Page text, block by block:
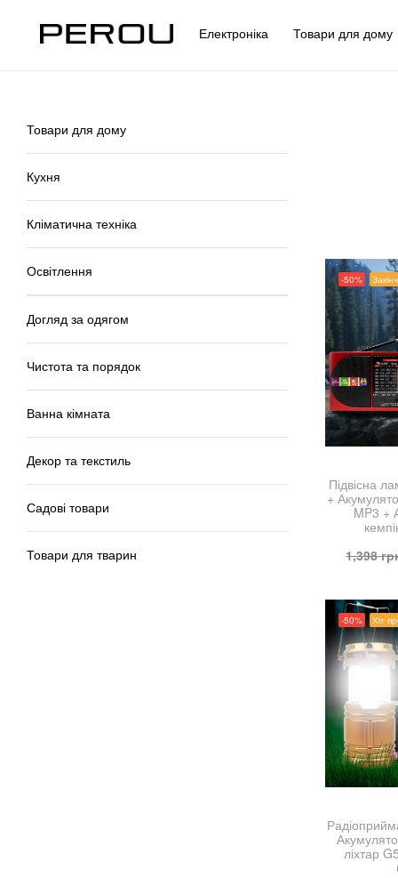
Електроніка Товари для дому
Товари для дому
Кухня
Кліматична техніка
Освітлення
Догляд за одягом
Чистота та порядок
Ванна кімната
Декор та текстиль
Садові товари
Товари для тварин
-50%
Підвісна
+
MP3 +
1,398
-50% Хіт
ліхтар